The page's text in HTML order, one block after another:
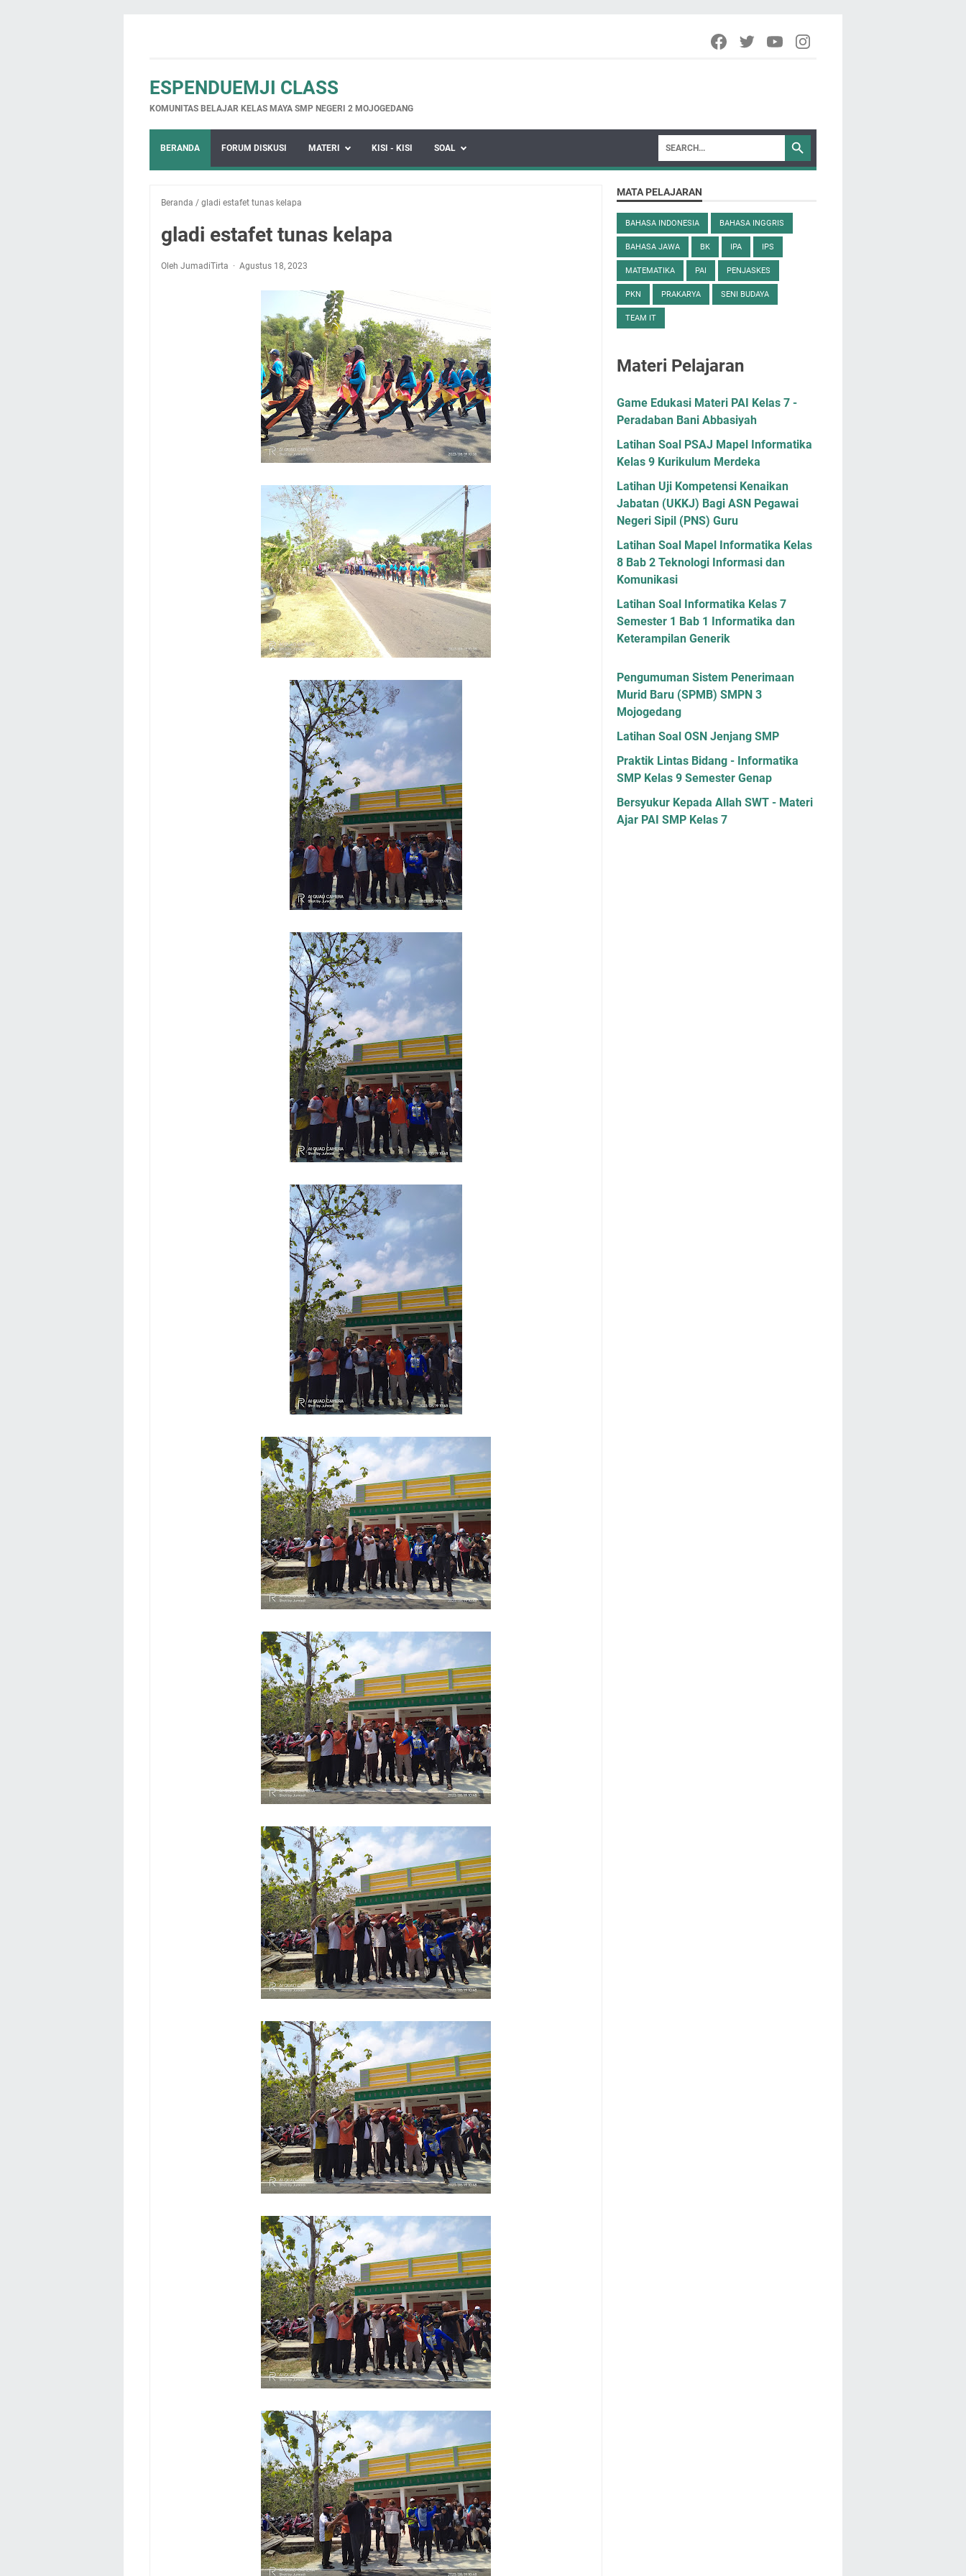
ESPENDUEMJI CLASS
KOMUNITAS BELAJAR KELAS MAYA SMP NEGERI 2 MOJOGEDANG
BERANDA FORUM DISKUSI MATERI KISI - KISI SOAL
Beranda / gladi estafet tunas kelapa
gladi estafet tunas kelapa
Oleh JumadiTirta Agustus 18, 2023
MATA PELAJARAN
BAHASA INDONESIA BAHASA INGGRIS
BAHASA JAWA BK IPA IPS
MATEMATIKA PAI PENJASKES
PKN PRAKARYA SENI BUDAYA
TEAM IT
Materi Pelajaran
Game Edukasi Materi PAI Kelas 7 -
Peradaban Bani Abbasiyah
Latihan Soal PSAJ Mapel Informatika
Kelas 9 Kurikulum Merdeka
Latihan Uji Kompetensi Kenaikan
Jabatan (UKKJ) Bagi ASN Pegawai
Negeri Sipil (PNS) Guru
Latihan Soal Mapel Informatika Kelas
8 Bab 2 Teknologi Informasi dan
Komunikasi
Latihan Soal Informatika Kelas 7
Semester 1 Bab 1 Informatika dan
Keterampilan Generik
Pengumuman Sistem Penerimaan
Murid Baru (SPMB) SMPN 3
Mojogedang
Latihan Soal OSN Jenjang SMP
Praktik Lintas Bidang - Informatika
SMP Kelas 9 Semester Genap
Bersyukur Kepada Allah SWT - Materi
Ajar PAI SMP Kelas 7